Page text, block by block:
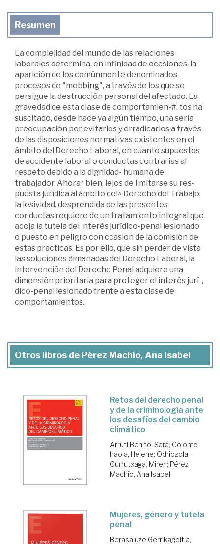
Resumen
La complejidad del mundo de las relaciones
laborales determina, en infinidad de ocasiones, la
aparición de los comúnmente denominados
procesos de "mobbing", a través de los que se
persigue la destrucción personal del afectado. La
gravedad de esta clase de comportamien-#. tos ha
suscitado, desde hace ya algún tiempo, una seria
preocupación por evitarlos y erradicarlos a través
de las disposiciones normativas existentes en el
ámbito del Derecho Laboral, en cuanto supuestos
de accidente laboral o conductas contrarias al
respeto debido a la dignidad- humana del
trabajador. Ahora* bien, lejos de limitarse su res-
puesta jurídica al ámbito del^ Derecho del Trabajo,
la lesividad. desprendida de las presentes
conductas requiere de un tratamiento integral que
acoja la tutela del interés jurídico-penal lesionado
o puesto en peligro con ccasion de la comisión de
estas practicas. Es por ello, que sin perder de vista
las soluciones dimanadas del Derecho Laboral, la
intervención del Derecho Penal adquiere una
dimensión prioritaria para proteger el interés jurí-,
dico-penal lesionado frente a esta clase de
comportamientos.
Otros libros de Pérez Machío, Ana Isabel
Retos del derecho penal
y de la criminología ante
los desafíos del cambio
climático
Arruti Benito, Sara; Colomo
Iraola, Helene; Odriozola-
Gurrutxaga, Miren; Pérez
Machío, Ana Isabel
Mujeres, género y tutela
penal
Berasaluze Gerrikagoitia,